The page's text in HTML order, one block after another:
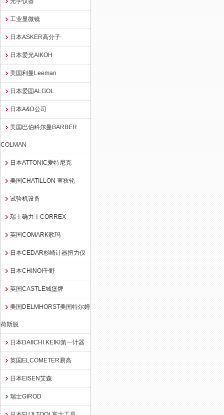
工业显微镜
日本ASKER高分子
日本爱光AIKOH
美国利曼Leeman
日本爱固ALGOL
日本A&D公司
美国巴伯科尔曼BARBER
COLMAN
日本ATTONIC爱特尼克
美国CHATILLON 查狄轮
试验机设备
瑞士确力士CORREX
英国COMARK歌玛
日本CEDAR杉崎计器扭力仪
日本CHINOI千野
英国CASTLE城堡牌
美国DELMHORST美国特尔姆
荷斯脱
日本DAIICHI KEIKI第一计器
英国ELCOMETER易高
日本EISEN艾森
瑞士GIROD